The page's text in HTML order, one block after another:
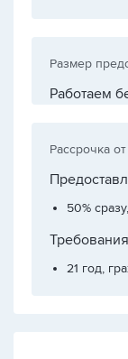
Размер
Работаем
Рассрочка
50%
21 год,